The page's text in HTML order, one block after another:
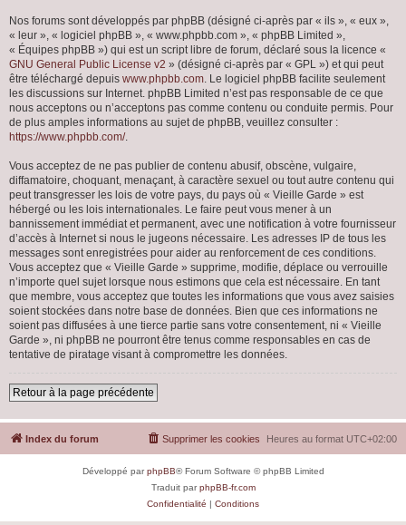
Nos forums sont développés par phpBB (désigné ci-après par « ils », « eux »,
« leur », « logiciel phpBB », « www.phpbb.com », « phpBB Limited »,
« Équipes phpBB ») qui est un script libre de forum, déclaré sous la licence «
GNU General Public License v2 » (désigné ci-après par « GPL ») et qui peut
être téléchargé depuis www.phpbb.com. Le logiciel phpBB facilite seulement
les discussions sur Internet. phpBB Limited n’est pas responsable de ce que
nous acceptons ou n’acceptons pas comme contenu ou conduite permis. Pour
de plus amples informations au sujet de phpBB, veuillez consulter :
https://www.phpbb.com/.
Vous acceptez de ne pas publier de contenu abusif, obscène, vulgaire,
diffamatoire, choquant, menaçant, à caractère sexuel ou tout autre contenu qui
peut transgresser les lois de votre pays, du pays où « Vieille Garde » est
hébergé ou les lois internationales. Le faire peut vous mener à un
bannissement immédiat et permanent, avec une notification à votre fournisseur
d’accès à Internet si nous le jugeons nécessaire. Les adresses IP de tous les
messages sont enregistrées pour aider au renforcement de ces conditions.
Vous acceptez que « Vieille Garde » supprime, modifie, déplace ou verrouille
n’importe quel sujet lorsque nous estimons que cela est nécessaire. En tant
que membre, vous acceptez que toutes les informations que vous avez saisies
soient stockées dans notre base de données. Bien que ces informations ne
soient pas diffusées à une tierce partie sans votre consentement, ni « Vieille
Garde », ni phpBB ne pourront être tenus comme responsables en cas de
tentative de piratage visant à compromettre les données.
Retour à la page précédente
Index du forum Heures au format UTC+02:00
Supprimer les cookies
Développé parphpBB® Forum Software © phpBB Limited
Traduit parphpBB-fr.com
Confidentialité | Conditions